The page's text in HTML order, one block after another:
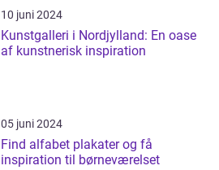
10 juni 2024
Kunstgalleri i Nordjylland: En oase
af kunstnerisk inspiration
05 juni 2024
Find alfabet plakater og få
inspiration til børneværelset